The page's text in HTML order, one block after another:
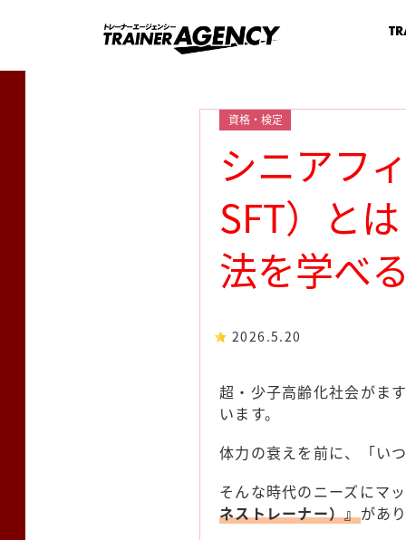
資格・検定
シニアフ
SFT）と
法を学べ
2026.5.20
超・少子高齢化社会がま
います。
体力の衰えを前に、「い
そんな時代のニーズにマ
ネストレーナー）』があ